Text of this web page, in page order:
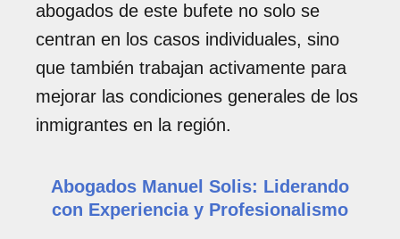
abogados de este bufete no solo se
centran en los casos individuales, sino
que también trabajan activamente para
mejorar las condiciones generales de los
inmigrantes en la región.
Abogados Manuel Solis: Liderando
con Experiencia y Profesionalismo